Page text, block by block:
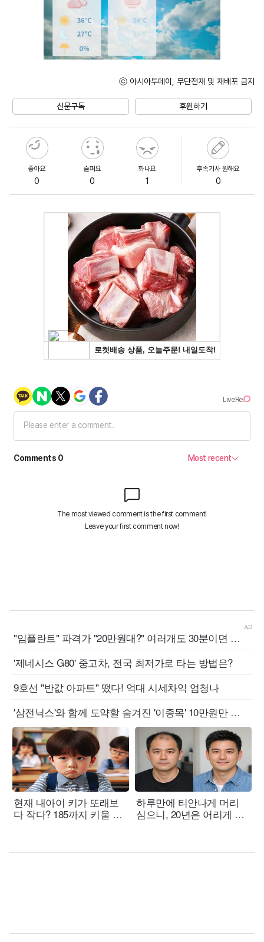
ⓒ 아시아투데이, 무단전재 및 재배포 금지
신문구독 후원하기
좋아요
0
슬퍼요
0
화나요
1
후속기사 원해요
0